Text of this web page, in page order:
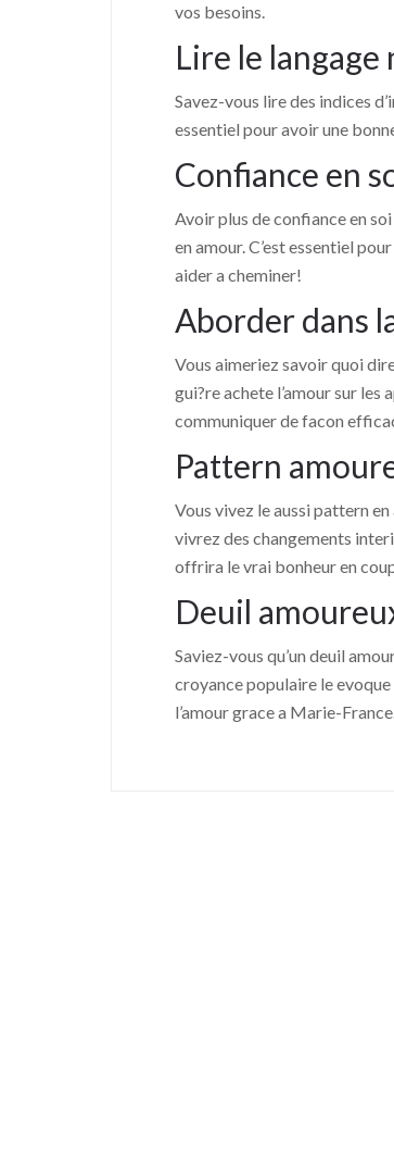
vos besoins.
Lire le langage
Savez-vous lire des indices
essentiel pour avoir une
Confiance en
Avoir plus de confiance en
en amour. C’est essentiel
aider a cheminer!
Aborder dans
Vous aimeriez savoir quoi
gui?re achete l’amour sur
communiquer de facon
Pattern
Vous vivez le aussi pattern
vivrez des changements
offrira le vrai bonheur en
Deuil
Saviez-vous qu’un deuil
croyance populaire le evoque
l’amour grace a Marie-